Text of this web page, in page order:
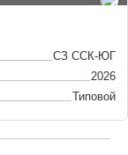
СЗ ССК-ЮГ
2026
Типовой